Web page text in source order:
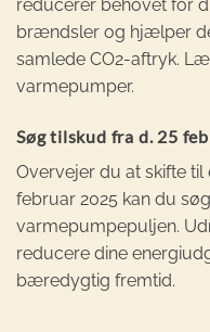
reducerer behovet for
brændsler og hjælper
samlede CO2-aftryk.
varmepumper.
Søg tilskud fra d. 25
Overvejer du at skifte til
februar 2025 kan du
varmepumpepuljen.
reducere dine
bæredygtig fremtid.